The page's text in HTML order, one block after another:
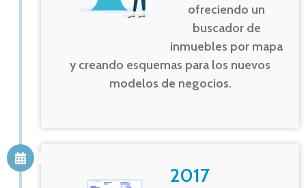
ofreciendo un
buscador de
inmuebles por mapa
y creando esquemas para los nuevos
modelos de negocios.
2017